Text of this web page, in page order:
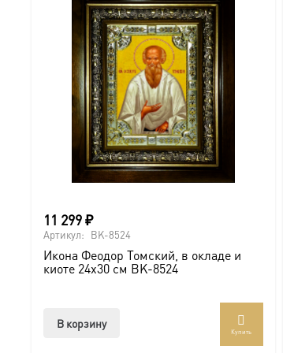
11 299₽
Артикул: BK-8524
Икона Феодор Томский, в окладе и
киоте 24х30 см BK-8524
В корзину
Купить